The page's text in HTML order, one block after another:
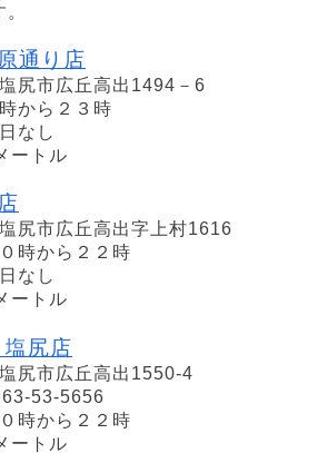
通り店
尻市広丘高出1494－6
から２３時
なし
ートル
尻市広丘高出字上村1616
時から２２時
なし
ートル
尻店
尻市広丘高出1550-4
53-5656
時から２２時
ートル